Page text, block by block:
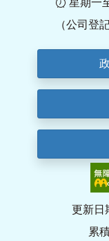
星期一
（公司登
更新日
累